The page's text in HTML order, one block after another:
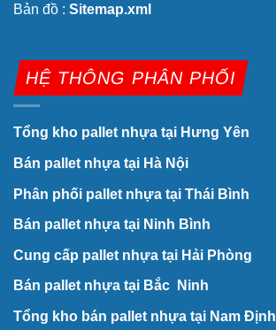
Bản đồ : Sitemap.xml
HỆ THÔNG PHÂN PHỐI
Tổng kho pallet nhựa tại Hưng Yên
Bán pallet nhựa tại Hà Nội
Phân phối pallet nhựa tại Thái Bình
Bán pallet nhựa tại Ninh Bình
Cung cấp pallet nhựa tại Hải Phòng
Bán pallet nhựa tại Bắc Ninh
Tổng kho bán pallet nhựa tại Nam Định